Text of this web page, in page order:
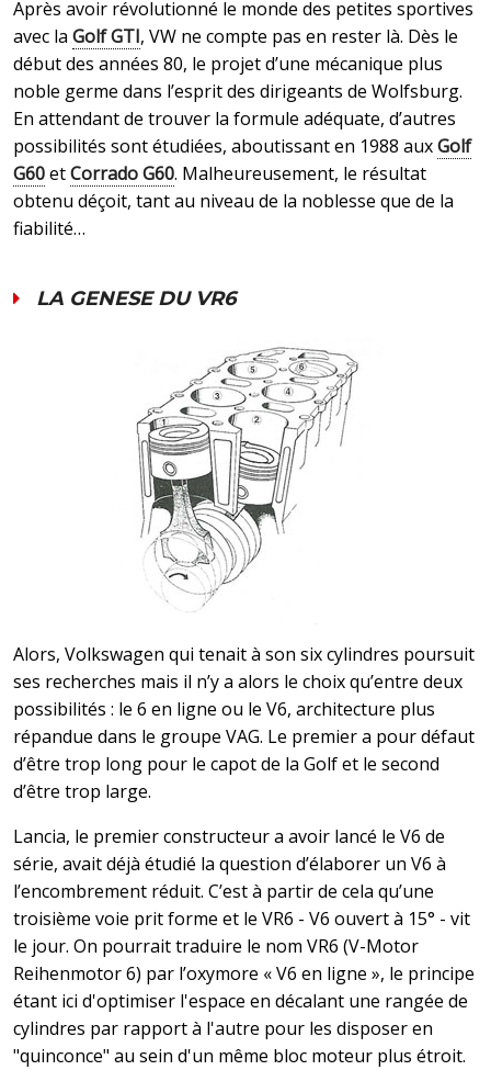
Après avoir révolutionné le monde des petites sportives
avec la Golf GTI, VW ne compte pas en rester là. Dès le
début des années 80, le projet d’une mécanique plus
noble germe dans l’esprit des dirigeants de Wolfsburg.
En attendant de trouver la formule adéquate, d’autres
possibilités sont étudiées, aboutissant en 1988 auxGolf
G60etCorrado G60. Malheureusement, le résultat
obtenu déçoit, tant au niveau de la noblesse que de la
fiabilité…
LA GENESE DU VR6
Alors, Volkswagen qui tenait à son six cylindres poursuit
ses recherches mais il n’y a alors le choix qu’entre deux
possibilités : le 6 en ligne ou le V6, architecture plus
répandue dans le groupe VAG. Le premier a pour défaut
d’être trop long pour le capot de la Golf et le second
d’être trop large.
Lancia, le premier constructeur a avoir lancé le V6 de
série, avait déjà étudié la question d’élaborer un V6 à
l’encombrement réduit. C’est à partir de cela qu’une
troisième voie prit forme et le VR6 - V6 ouvert à 15° - vit
le jour. On pourrait traduire le nom VR6 (V-Motor
Reihenmotor 6) par l’oxymore « V6 en ligne », le principe
étant ici d'optimiser l'espace en décalant une rangée de
cylindres par rapport à l'autre pour les disposer en
"quinconce" au sein d'un même bloc moteur plus étroit.